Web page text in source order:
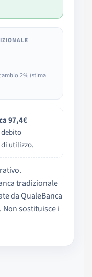
2% (stima
97,4€
utilizzo.
tradizionale
da QualeBanca
sostituisce i